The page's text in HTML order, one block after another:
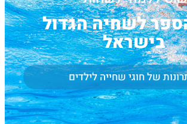
לשחיה הגדול
בישראל
של חוגי שחייה לילדים